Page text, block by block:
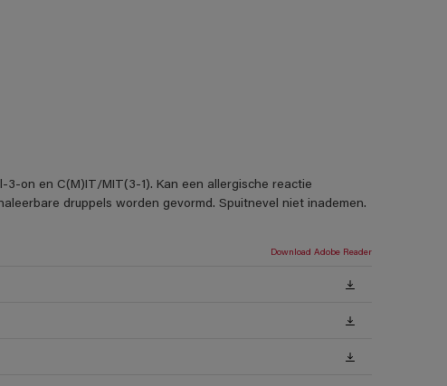
on en C(M)IT/MIT(3-1). Kan een allergische reactie
druppels worden gevormd. Spuitnevel niet inademen.
Download Adobe Reader